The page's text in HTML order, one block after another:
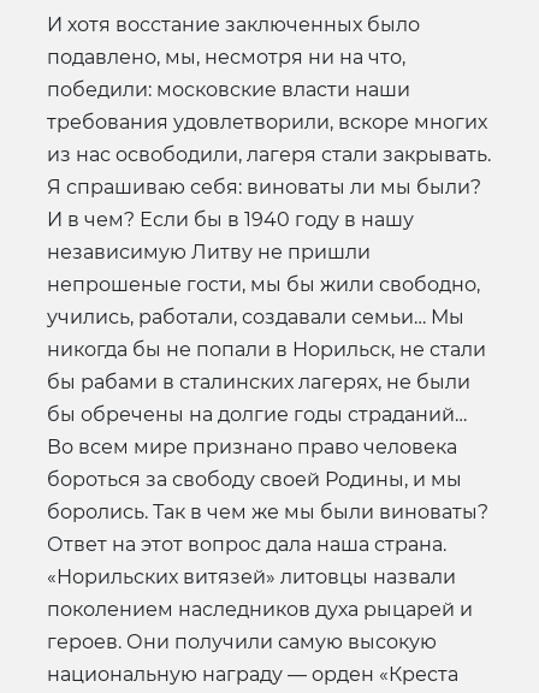
И хотя восстание заключенных было
подавлено, мы, несмотря ни на что,
победили: московские власти наши
требования удовлетворили, вскоре многих
из нас освободили, лагеря стали закрывать.
Я спрашиваю себя: виноваты ли мы были?
И в чем? Если бы в 1940 году в нашу
независимую Литву не пришли
непрошеные гости, мы бы жили свободно,
учились, работали, создавали семьи… Мы
никогда бы не попали в Норильск, не стали
бы рабами в сталинских лагерях, не были
бы обречены на долгие годы страданий…
Во всем мире признано право человека
бороться за свободу своей Родины, и мы
боролись. Так в чем же мы были виноваты?
Ответ на этот вопрос дала наша страна.
«Норильских витязей» литовцы назвали
поколением наследников духа рыцарей и
героев. Они получили самую высокую
национальную награду — орден «Креста